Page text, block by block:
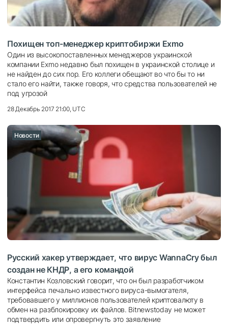
Похищен топ-менеджер криптобиржи Exmo
Один из высокопоставленных менеджеров украинской
компании Exmo недавно был похищен в украинской столице и
не найден до сих пор. Его коллеги обещают во что бы то ни
стало его найти, также говоря, что средства пользователей не
под угрозой
28 Декабрь 2017 21:00, UTC
Новости
Русский хакер утверждает, что вирус WannaCry был
создан не КНДР, а его командой
Константин Козловский говорит, что он был разработчиком
интерфейса печально известного вируса-вымогателя,
требовавшего у миллионов пользователей криптовалюту в
обмен на разблокировку их файлов. Bitnewstoday не может
подтвердить или опровергнуть это заявление